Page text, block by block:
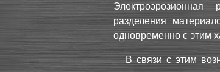
разделения
одновременно с этим
В связи с этим